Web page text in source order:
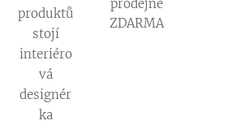
produktů
stojí
interiéro
vá
designér
ka
prodejně
ZDARMA